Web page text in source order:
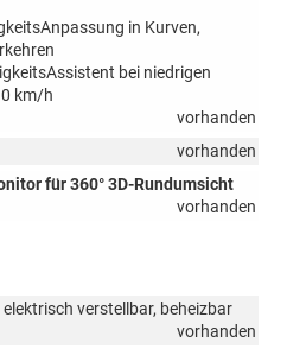
in Kurven,
bei niedrigen
km/h
vorhanden
vorhanden
für 360° 3D-Rundumsicht
vorhanden
verstellbar, beheizbar
vorhanden